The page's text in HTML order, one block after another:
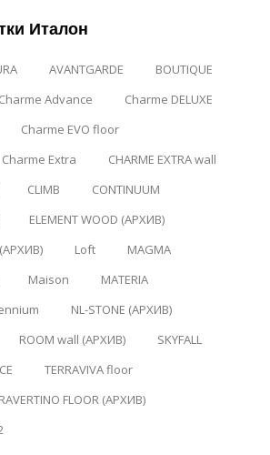
Италон
AVANTGARDE
BOUTIQUE
Charme Advance
Charme DELUXE
Charme EVO floor
Charme Extra
CHARME EXTRA wall
CLIMB
CONTINUUM
ELEMENT WOOD (АРХИВ)
Loft
MAGMA
Maison
MATERIA
NL-STONE (АРХИВ)
ROOM wall (АРХИВ)
SKYFALL
TERRAVIVA floor
FLOOR (АРХИВ)